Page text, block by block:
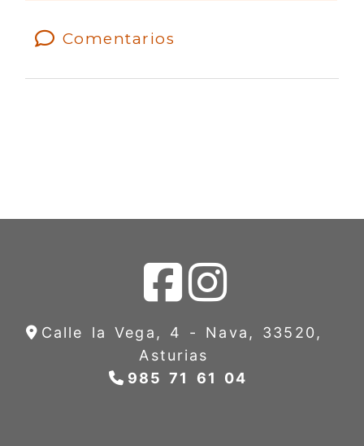
Comentarios
Calle la Vega, 4 - Nava, 33520,
Asturias
985 71 61 04